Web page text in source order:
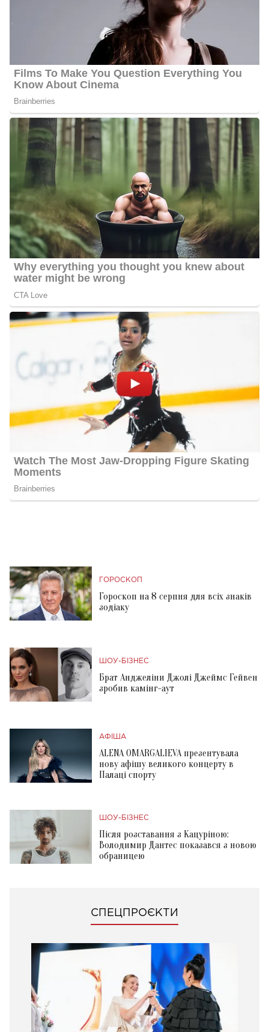
ГОРОСКОП
Гороскоп на 8 серпня для всіх знаків
зодіаку
ШОУ-БІЗНЕС
Брат Анджеліни Джолі Джеймс Гейвен
зробив камінг-аут
АФІША
ALENA OMARGALIEVA презентувала
нову афішу великого концерту в
Палаці спорту
ШОУ-БІЗНЕС
Після розставання з Кацуріною:
Володимир Дантес показався з новою
обраницею
СПЕЦПРОЄКТИ